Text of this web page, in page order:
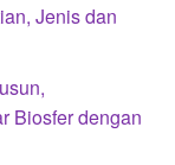
Jenis dan
Biosfer dengan